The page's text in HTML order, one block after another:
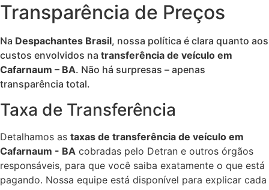
Transparência de Preços
Na Despachantes Brasil, nossa política é clara quanto aos
custos envolvidos na transferência de veículo em
Cafarnaum – BA. Não há surpresas – apenas
transparência total.
Taxa de Transferência
Detalhamos as taxas de transferência de veículo em
Cafarnaum - BA cobradas pelo Detran e outros órgãos
responsáveis, para que você saiba exatamente o que está
pagando. Nossa equipe está disponível para explicar cada